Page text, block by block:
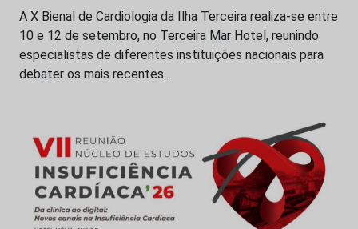
A X Bienal de Cardiologia da Ilha Terceira realiza-se entre
10 e 12 de setembro, no Terceira Mar Hotel, reunindo
especialistas de diferentes instituições nacionais para
debater os mais recentes…